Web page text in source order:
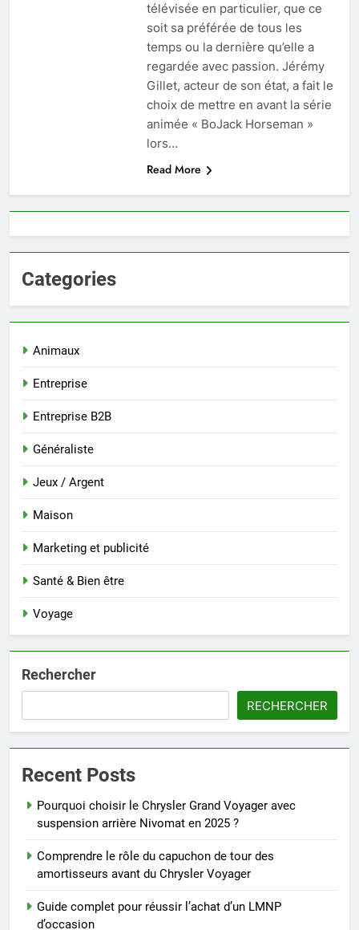
télévisée en particulier, que ce
soit sa préférée de tous les
temps ou la dernière qu’elle a
regardée avec passion. Jérémy
Gillet, acteur de son état, a fait le
choix de mettre en avant la série
animée « BoJack Horseman »
lors…
Read More
Categories
Animaux
Entreprise
Entreprise B2B
Généraliste
Jeux / Argent
Maison
Marketing et publicité
Santé & Bien être
Voyage
Rechercher
RECHERCHER
Recent Posts
Pourquoi choisir le Chrysler Grand Voyager avec
suspension arrière Nivomat en 2025 ?
Comprendre le rôle du capuchon de tour des
amortisseurs avant du Chrysler Voyager
Guide complet pour réussir l’achat d’un LMNP
d’occasion